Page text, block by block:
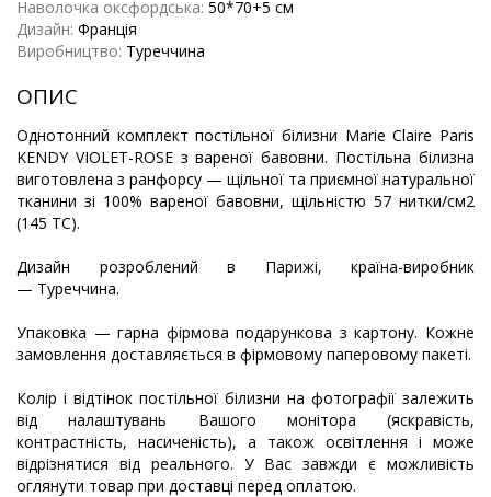
Наволочка оксфордська: 50*70+5 см
Дизайн: Франція
Виробництво: Туреччина
ОПИС
Однотонний комплект постільної білизни Marie Claire Paris
KENDY VIOLET-ROSE з вареної бавовни. Постільна білизна
виготовлена з ранфорсу — щільної та приємної натуральної
тканини зі 100% вареної бавовни, щільністю 57 нитки/см2
(145 ТС).
Дизайн розроблений в Парижі, країна-виробник
— Туреччина.
Упаковка — гарна фірмова подарункова з картону. Кожне
замовлення доставляється в фірмовому паперовому пакеті.
Колір і відтінок постільної білизни на фотографії залежить
від налаштувань Вашого монітора (яскравість,
контрастність, насиченість), а також освітлення і може
відрізнятися від реального. У Вас завжди є можливість
оглянути товар при доставці перед оплатою.